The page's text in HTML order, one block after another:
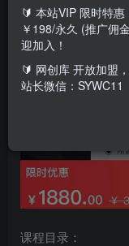
课程目录：
🔰 本站VIP 限时特
￥198/永久 (推广佣
迎加入！
🔰 网创库 开放加盟
站长微信：SYWC11